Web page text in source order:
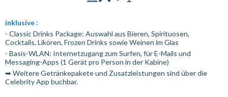
inklusive :
- Classic Drinks Package: Auswahl aus Bieren, Spirituosen,
Cocktails, Likören, Frozen Drinks sowie Weinen im Glas
- Basis-WLAN: Internetzugang zum Surfen, für E-Mails und
Messaging-Apps (1 Gerät pro Person in der Kabine)
➡ Weitere Getränkepakete und Zusatzleistungen sind über die
Celebrity App buchbar.